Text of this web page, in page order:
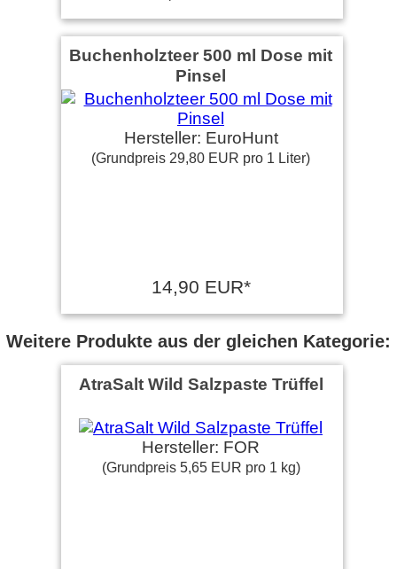
Buchenholzteer 500 ml Dose mit
Pinsel
Hersteller: EuroHunt
(Grundpreis 29,80 EUR pro 1 Liter)
14,90 EUR*
Weitere Produkte aus der gleichen Kategorie:
AtraSalt Wild Salzpaste Trüffel
Hersteller: FOR
(Grundpreis 5,65 EUR pro 1 kg)